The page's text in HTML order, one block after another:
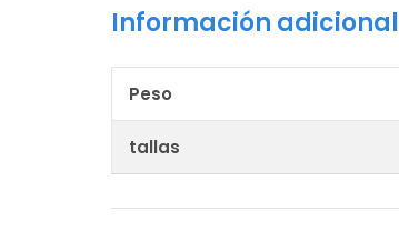
Información adicional
Peso
tallas